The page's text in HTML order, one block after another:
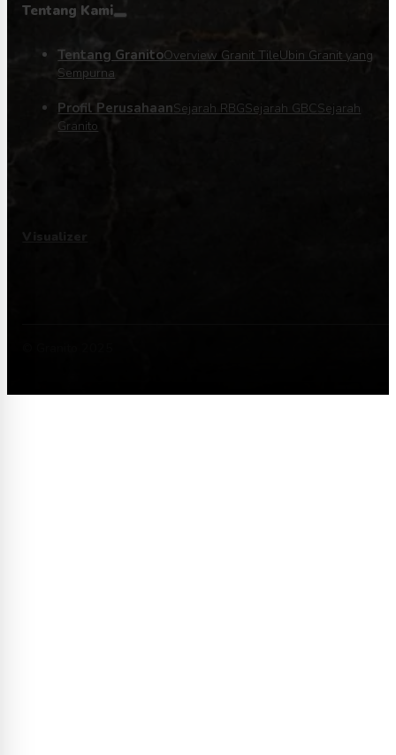
Tentang Kami
Tentang GranitoOverview Granit TileUbin Granit yang
Sempurna
Profil PerusahaanSejarah RBGSejarah GBCSejarah
Granito
Visualizer